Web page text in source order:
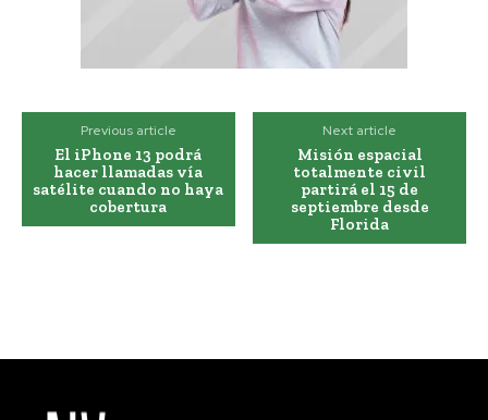
Previous article
El iPhone 13 podrá
hacer llamadas vía
satélite cuando no haya
cobertura
Next article
Misión espacial
totalmente civil
partirá el 15 de
septiembre desde
Florida